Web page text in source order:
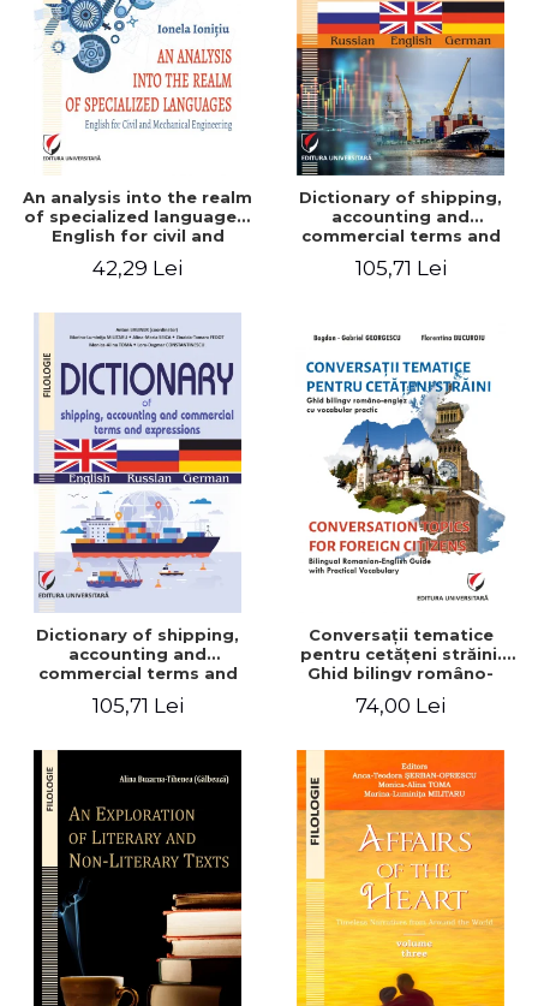
An analysis into the realm
of specialized languages.
English for civil and
42,29 Lei
Dictionary of shipping,
accounting and
commercial terms and
English-German
105,71 Lei
Dictionary of shipping,
accounting and
commercial terms and
Russian – German
105,71 Lei
Conversaţii tematice
pentru cetăţeni străini.
Ghid bilingv româno-
practic/Conversation
Bilingual Romanian-English
guide with practical
vocabulary
74,00 Lei